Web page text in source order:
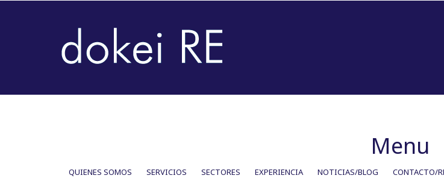
Menu
SKIP
QUIENES SOMOS SERVICIOS SECTORES EXPERIENCIA NOTICIAS/BLOG CONTACTO/